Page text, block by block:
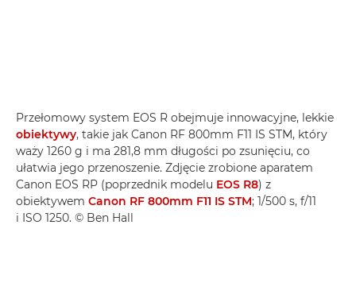
Przełomowy system EOS R obejmuje innowacyjne, lekkie
obiektywy, takie jak Canon RF 800mm F11 IS STM, który
waży 1260 g i ma 281,8 mm długości po zsunięciu, co
ułatwia jego przenoszenie. Zdjęcie zrobione aparatem
Canon EOS RP (poprzednik modelu EOS R8) z
obiektywem Canon RF 800mm F11 IS STM; 1/500 s, f/11
i ISO 1250. © Ben Hall